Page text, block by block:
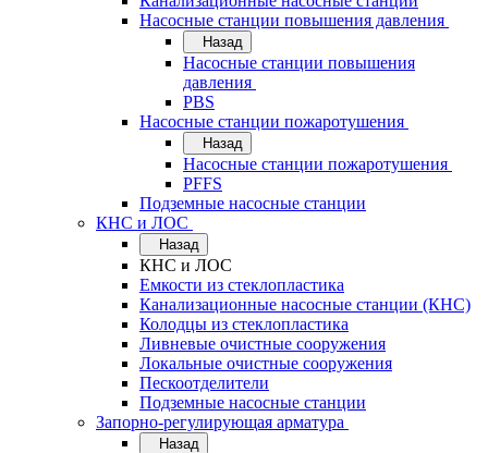
Насосные станции повышения давления
Назад
Насосные станции повышения
давления
PBS
Насосные станции пожаротушения
Назад
Насосные станции пожаротушения
PFFS
Подземные насосные станции
КНС и ЛОС
Назад
КНС и ЛОС
Емкости из стеклопластика
Канализационные насосные станции (КНС)
Колодцы из стеклопластика
Ливневые очистные сооружения
Локальные очистные сооружения
Пескоотделители
Подземные насосные станции
Запорно-регулирующая арматура
Назад